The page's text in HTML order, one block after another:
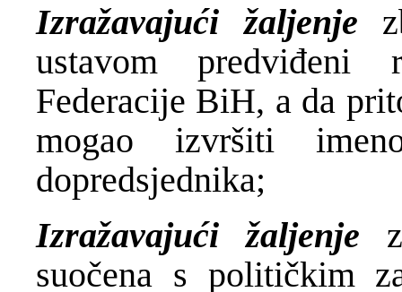
Izražavajući žaljenje
ustavom
Federacije BiH, a da
mogao izvršiti
dopredsjednika;
Izražavajući žaljenje
suočena s političkim